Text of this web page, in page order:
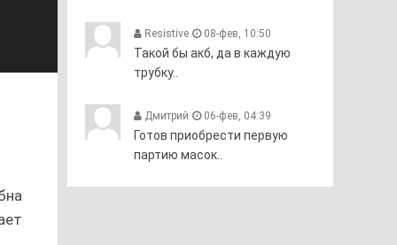
Resistive 08-фев, 10:50
Такой бы акб, да в каждую
трубку..
Дмитрий 06-фев, 04:39
Готов приобрести первую
партию масок..